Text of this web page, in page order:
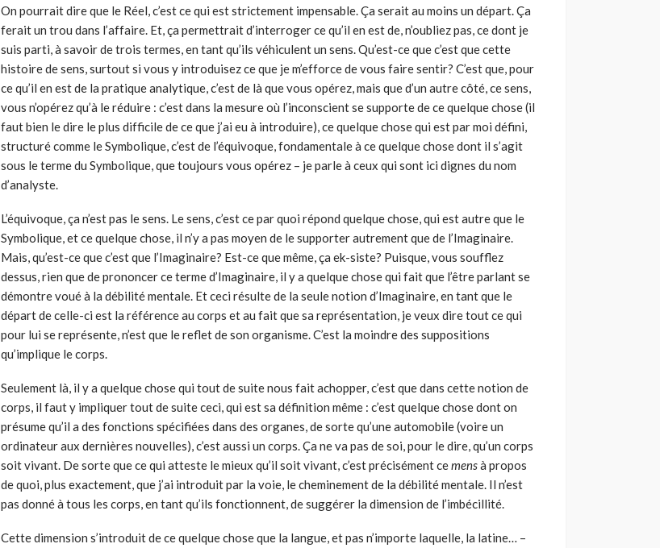
On pourrait dire que le Réel, c’est ce qui est strictement impensable. Ça serait au moins un départ. Ça
ferait un trou dans l’affaire. Et, ça permettrait d’interroger ce qu’il en est de, n’oubliez pas, ce dont je
suis parti, à savoir de trois termes, en tant qu’ils véhiculent un sens. Qu’est-ce que c’est que cette
histoire de sens, surtout si vous y introduisez ce que je m’efforce de vous faire sentir? C’est que, pour
ce qu’il en est de la pratique analytique, c’est de là que vous opérez, mais que d’un autre côté, ce sens,
vous n’opérez qu’à le réduire : c’est dans la mesure où l’inconscient se supporte de ce quelque chose (il
faut bien le dire le plus difficile de ce que j’ai eu à introduire), ce quelque chose qui est par moi défini,
structuré comme le Symbolique, c’est de l’équivoque, fondamentale à ce quelque chose dont il s’agit
sous le terme du Symbolique, que toujours vous opérez – je parle à ceux qui sont ici dignes du nom
d’analyste.
L’équivoque, ça n’est pas le sens. Le sens, c’est ce par quoi répond quelque chose, qui est autre que le
Symbolique, et ce quelque chose, il n’y a pas moyen de le supporter autrement que de l’Imaginaire.
Mais, qu’est-ce que c’est que l’Imaginaire? Est-ce que même, ça ek-siste? Puisque, vous soufflez
dessus, rien que de prononcer ce terme d’Imaginaire, il y a quelque chose qui fait que l’être parlant se
démontre voué à la débilité mentale. Et ceci résulte de la seule notion d’Imaginaire, en tant que le
départ de celle-ci est la référence au corps et au fait que sa représentation, je veux dire tout ce qui
pour lui se représente, n’est que le reflet de son organisme. C’est la moindre des suppositions
qu’implique le corps.
Seulement là, il y a quelque chose qui tout de suite nous fait achopper, c’est que dans cette notion de
corps, il faut y impliquer tout de suite ceci, qui est sa définition même : c’est quelque chose dont on
présume qu’il a des fonctions spécifiées dans des organes, de sorte qu’une automobile (voire un
ordinateur aux dernières nouvelles), c’est aussi un corps. Ça ne va pas de soi, pour le dire, qu’un corps
soit vivant. De sorte que ce qui atteste le mieux qu’il soit vivant, c’est précisément cemensà propos
de quoi, plus exactement, que j’ai introduit par la voie, le cheminement de la débilité mentale. Il n’est
pas donné à tous les corps, en tant qu’ils fonctionnent, de suggérer la dimension de l’imbécillité.
Cette dimension s’introduit de ce quelque chose que la langue, et pas n’importe laquelle, la latine… –